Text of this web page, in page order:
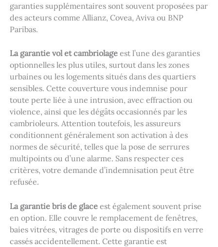
garanties supplémentaires sont souvent proposées par
des acteurs comme Allianz, Covea, Aviva ou BNP
Paribas.
La garantie vol et cambriolage est l’une des garanties
optionnelles les plus utiles, surtout dans les zones
urbaines ou les logements situés dans des quartiers
sensibles. Cette couverture vous indemnise pour
toute perte liée à une intrusion, avec effraction ou
violence, ainsi que les dégâts occasionnés par les
cambrioleurs. Attention toutefois, les assureurs
conditionnent généralement son activation à des
normes de sécurité, telles que la pose de serrures
multipoints ou d’une alarme. Sans respecter ces
critères, votre demande d’indemnisation peut être
refusée.
La garantie bris de glace est également souvent prise
en option. Elle couvre le remplacement de fenêtres,
baies vitrées, vitrages de porte ou dispositifs en verre
cassés accidentellement. Cette garantie est